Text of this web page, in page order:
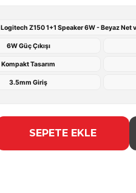
Logitech Z150 1+1 Speaker 6W - Beyaz Net
6W Güç Çıkışı
Kompakt Tasarım
3.5mm Giriş
SEPETE EKLE